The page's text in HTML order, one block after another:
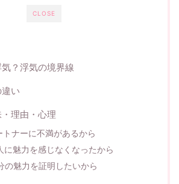
CLOSE
？浮気の境界線
い
理由・心理
トナーに不満があるから
に魅力を感じなくなったから
の魅力を証明したいから